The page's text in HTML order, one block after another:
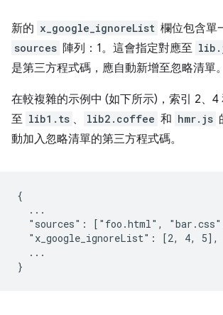
新的 x_google_ignoreList 欄位包含單
sources 陣列：1。這會指定對應至
是第三方程式碼，應自動新增至忽略清單。
在較複雜的示例中 (如下所示)，索引 2、4
至 lib1.ts 、 lib2.coffee 和 hmr.js
動加入忽略清單的第三方程式碼。
{
  ...
"sources": ["foo.html",
  "x_google_ignoreList": [2, 4, 5],
  ...